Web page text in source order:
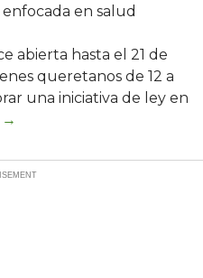
en salud
abierta hasta el 21 de
queretanos de 12 a
una iniciativa de ley en